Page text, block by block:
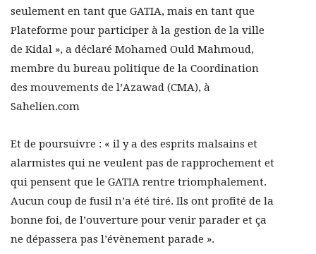
seulement en tant que GATIA, mais en tant que
Plateforme pour participer à la gestion de la ville
de Kidal », a déclaré Mohamed Ould Mahmoud,
membre du bureau politique de la Coordination
des mouvements de l’Azawad (CMA), à
Sahelien.com
Et de poursuivre : « il y a des esprits malsains et
alarmistes qui ne veulent pas de rapprochement et
qui pensent que le GATIA rentre triomphalement.
Aucun coup de fusil n’a été tiré. Ils ont profité de la
bonne foi, de l’ouverture pour venir parader et ça
ne dépassera pas l’évènement parade ».